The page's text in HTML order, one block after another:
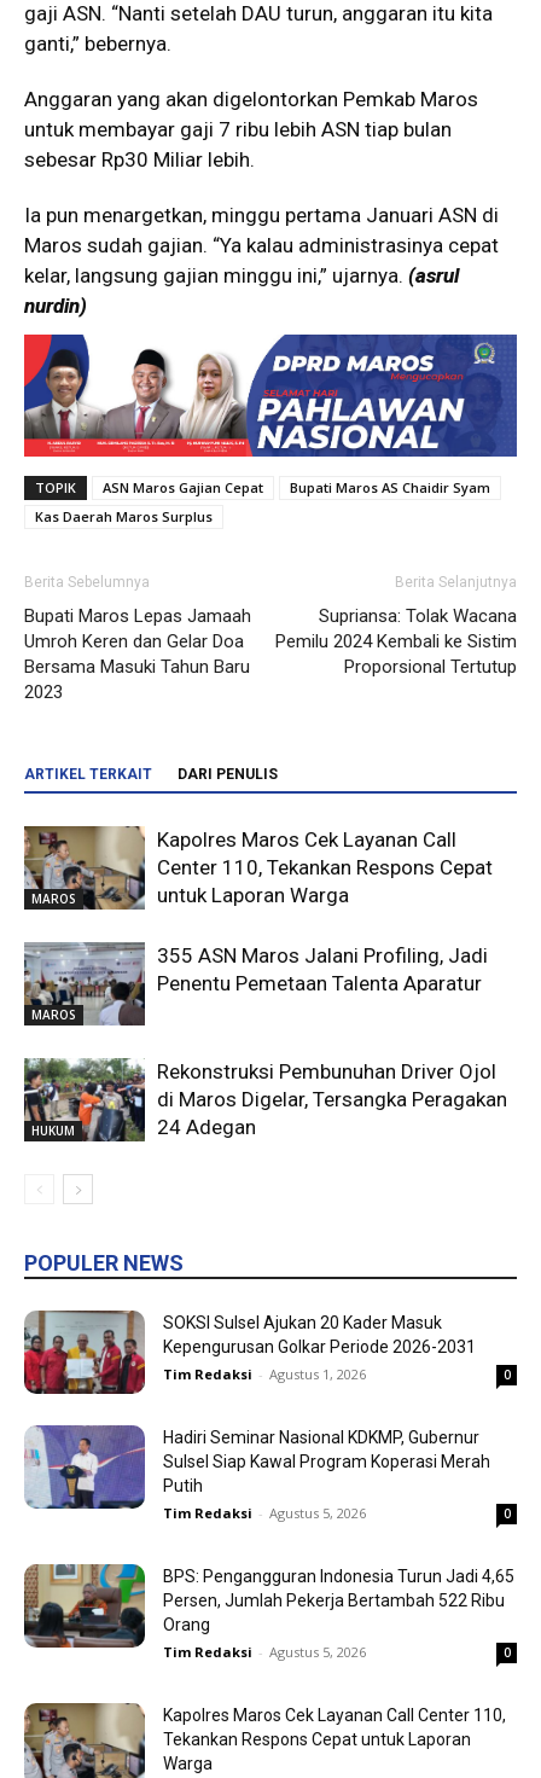
gaji ASN. “Nanti setelah DAU turun, anggaran itu kita
ganti,” bebernya.
Anggaran yang akan digelontorkan Pemkab Maros
untuk membayar gaji 7 ribu lebih ASN tiap bulan
sebesar Rp30 Miliar lebih.
Ia pun menargetkan, minggu pertama Januari ASN di
Maros sudah gajian. “Ya kalau administrasinya cepat
kelar, langsung gajian minggu ini,” ujarnya. (asrul
nurdin)
TOPIK ASN Maros Gajian Cepat
Bupati Maros AS Chaidir Syam
Kas Daerah Maros Surplus
Berita Sebelumnya
Bupati Maros Lepas Jamaah
Umroh Keren dan Gelar Doa
Bersama Masuki Tahun Baru
2023
Berita Selanjutnya
Supriansa: Tolak Wacana
Pemilu 2024 Kembali ke Sistim
Proporsional Tertutup
ARTIKEL TERKAIT DARI PENULIS
MAROS
Kapolres Maros Cek Layanan Call
Center 110, Tekankan Respons Cepat
untuk Laporan Warga
MAROS
355 ASN Maros Jalani Profiling, Jadi
Penentu Pemetaan Talenta Aparatur
HUKUM
Rekonstruksi Pembunuhan Driver Ojol
di Maros Digelar, Tersangka Peragakan
24 Adegan
POPULER NEWS
SOKSI Sulsel Ajukan 20 Kader Masuk
Kepengurusan Golkar Periode 2026-2031
Tim Redaksi - Agustus 1, 2026 0
Hadiri Seminar Nasional KDKMP, Gubernur
Sulsel Siap Kawal Program Koperasi Merah
Putih
Tim Redaksi - Agustus 5, 2026 0
BPS: Pengangguran Indonesia Turun Jadi 4,65
Persen, Jumlah Pekerja Bertambah 522 Ribu
Orang
Tim Redaksi - Agustus 5, 2026 0
Kapolres Maros Cek Layanan Call Center 110,
Tekankan Respons Cepat untuk Laporan
Warga